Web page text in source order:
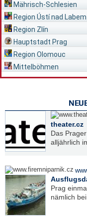
Mährisch-Schlesien
Region Ústí nad Labem
Region Zlín
Hauptstadt Prag
Region Olomouc
Mittelböhmen
theater.cz
Das
alljährlich
Prag
nämlich